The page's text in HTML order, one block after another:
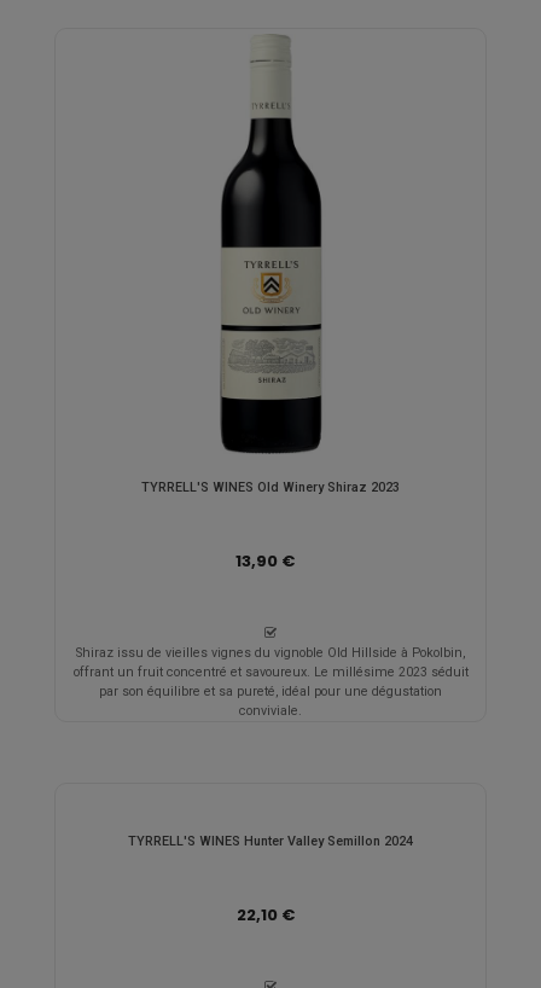
TYRRELL'S WINES Old Winery Shiraz 2023
13,90 €
Shiraz issu de vieilles vignes du vignoble Old Hillside à Pokolbin,
offrant un fruit concentré et savoureux. Le millésime 2023 séduit
par son équilibre et sa pureté, idéal pour une dégustation
conviviale.
TYRRELL'S WINES Hunter Valley Semillon 2024
22,10 €